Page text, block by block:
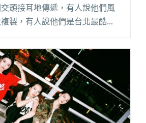
頭接耳地傳遞，有人說他們風
製，有人說他們是台北最酷的
快、現場震撼，光聽那首長達
情是真的有意思嗎〉就被圈
首閱讀全文 "【吹專訪】當代
我他們都在本來的什麼地
事，最後會反映在自己身上"